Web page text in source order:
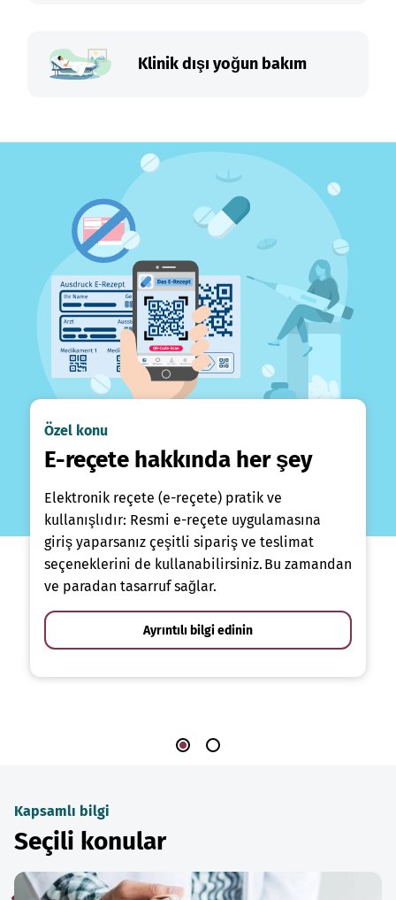
Klinik dışı yoğun bakım
Özel konu
E-reçete hakkında her şey
Elektronik reçete (e-reçete) pratik ve
kullanışlıdır: Resmi e-reçete uygulamasına
giriş yaparsanız çeşitli sipariş ve teslimat
seçeneklerini de kullanabilirsiniz. Bu zamandan
ve paradan tasarruf sağlar.
Ayrıntılı bilgi edinin
Kapsamlı bilgi
Seçili konular